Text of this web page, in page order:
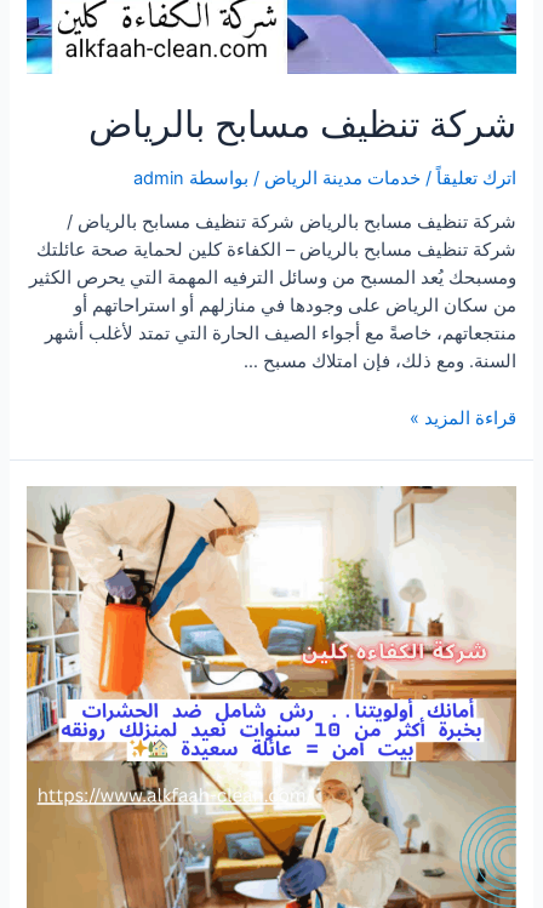
شركة تنظيف مسابح بالرياض
اترك تعليقاً /خدمات مدينة الرياض / بواسطة admin
شركة تنظيف مسابح بالرياض شركة تنظيف مسابح بالرياض /
شركة تنظيف مسابح بالرياض – الكفاءة كلين لحماية صحة عائلتك
ومسبحك يُعد المسبح من وسائل الترفيه المهمة التي يحرص الكثير
من سكان الرياض على وجودها في منازلهم أو استراحاتهم أو
منتجعاتهم، خاصةً مع أجواء الصيف الحارة التي تمتد لأغلب أشهر
السنة. ومع ذلك، فإن امتلاك مسبح …
شركة
قراءة المزيد »